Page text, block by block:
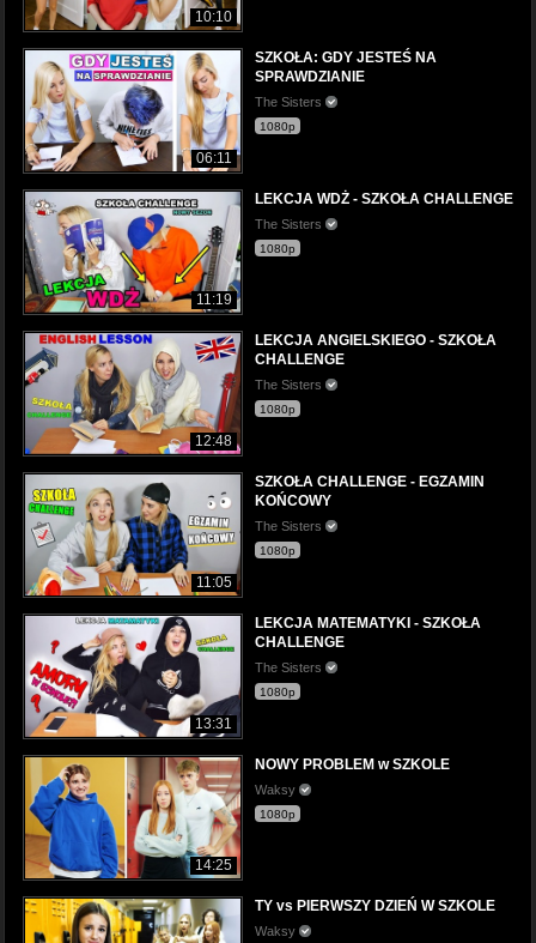
10:10
06:11
SZKOŁA: GDY JESTEŚ NA
SPRAWDZIANIE
The Sisters
1080p
11:19
LEKCJA WDŻ - SZKOŁA CHALLENGE
The Sisters
1080p
12:48
LEKCJA ANGIELSKIEGO - SZKOŁA
CHALLENGE
The Sisters
1080p
11:05
SZKOŁA CHALLENGE - EGZAMIN
KOŃCOWY
The Sisters
1080p
13:31
LEKCJA MATEMATYKI - SZKOŁA
CHALLENGE
The Sisters
1080p
14:25
NOWY PROBLEM w SZKOLE
Waksy
1080p
TY vs PIERWSZY DZIEŃ W SZKOLE
Waksy